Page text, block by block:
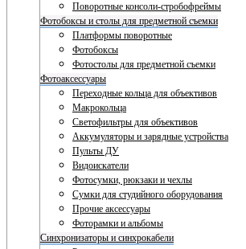
Поворотные консоли-стробофреймы
Фотобоксы и столы для предметной съемки
Платформы поворотные
Фотобоксы
Фотостолы для предметной съемки
Фотоаксессуары
Переходные кольца для объективов
Макрокольца
Светофильтры для объективов
Аккумуляторы и зарядные устройства
Пульты ДУ
Видоискатели
Фотосумки, рюкзаки и чехлы
Сумки для студийного оборудования
Прочие аксессуары
Фоторамки и альбомы
Синхронизаторы и синхрокабели